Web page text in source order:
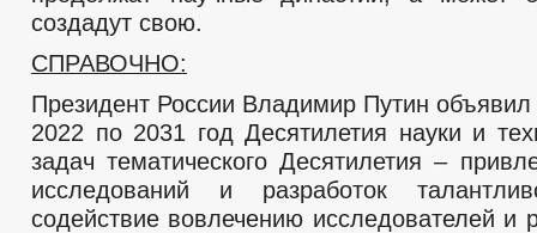
создадут свою.
СПРАВОЧНО:
Президент России Владимир Путин
2022 по 2031 год Десятилетия науки и
задач тематического Десятилетия –
исследований и разработок
содействие вовлечению исследователей и